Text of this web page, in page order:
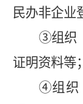
民办非企业
③组织
证明资料等；
④组